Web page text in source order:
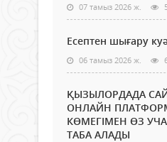
07 тамыз 2026 ж.
Есептен шығару
06 тамыз 2026 ж.
ҚЫЗЫЛОРДАДА
ОНЛАЙН
КӨМЕГІМЕН ӨЗ
ТАБА АЛАДЫ